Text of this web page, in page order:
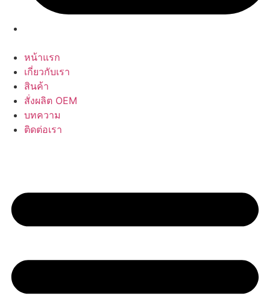
หน้าแรก
เกี่ยวกับเรา
สินค้า
สั่งผลิต OEM
บทความ
ติดต่อเรา